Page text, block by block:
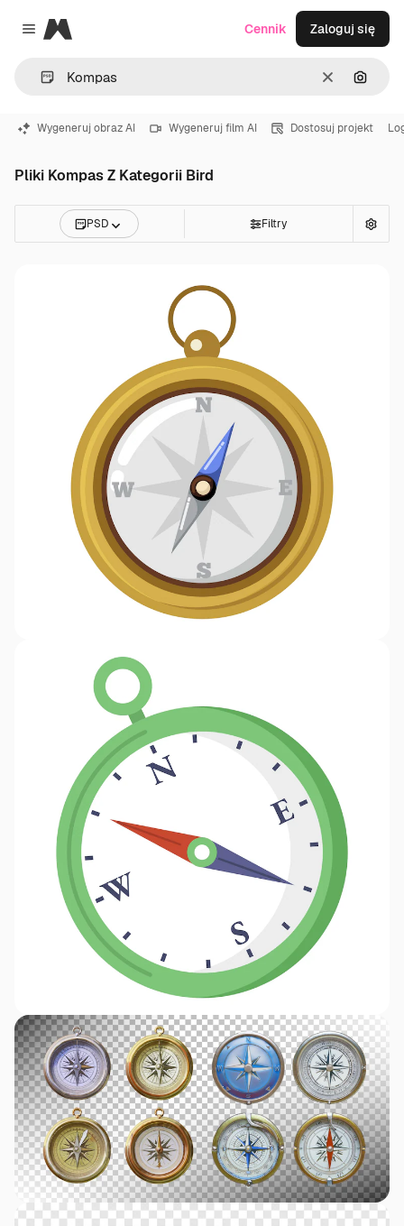
Close menu
Magnific
WyczyśćSzukaj
Cennik Zaloguj się
Wygeneruj obraz AI Wygeneruj film AI Dostosuj projekt
Pliki Kompas Z Kategorii Bird
PSD Filtry